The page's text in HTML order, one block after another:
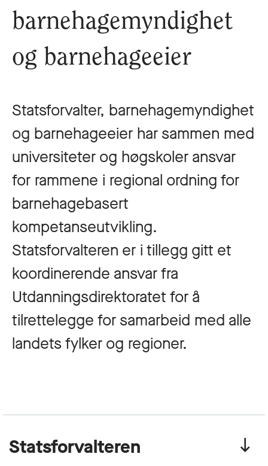
barnehagemyndighet
og barnehageeier
Statsforvalter, barnehagemyndighet
og barnehageeier har sammen med
universiteter og høgskoler ansvar
for rammene i regional ordning for
barnehagebasert
kompetanseutvikling.
Statsforvalteren er i tillegg gitt et
koordinerende ansvar fra
Utdanningsdirektoratet for å
tilrettelegge for samarbeid med alle
landets fylker og regioner.
Statsforvalteren